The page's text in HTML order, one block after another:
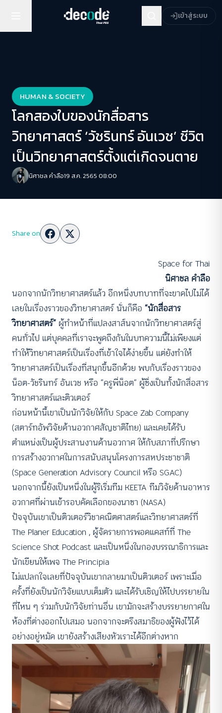
เข้าสู่ระบบ
HUMAN & SOCIETY
โลกสองใบของนักสื่อสาร
วิทยาศาสตร์ ‘วัชรินทร์ อันเวช’ ชีวิต
เป็นวิทยาศาสตร์ตั้งแต่เกิดจนตาย
นิศาชล คำลือ19 ส.ค. 2565 08:00
Share on
Space for Thai
นิศาชล คำลือ
นอกจากนักวิทยาศาสตร์แล้ว อีกหนึ่งบทบาทที่จะขาดไปไม่ได้
เลยในเรื่องราวของวิทยาศาสตร์ นั่นก็คือ “นักสื่อสาร
วิทยาศาสตร์” ผู้ทำหน้าที่แปลงสาส์นจากนักวิทยาศาสตร์สู่
คนทั่วไป แต่บุคคลที่เราจะพูดถึงกันในบทความนี้ไม่เพียงแต่
ทำให้วิทยาศาสตร์เป็นเรื่องที่เข้าใจได้ง่ายขึ้น แต่ยังทำให้
วิทยาศาสตร์เป็นเรื่องที่สนุกขึ้นอีกด้วย พบกับเรื่องราวของ
น็อต-วัชรินทร์ อันเวช หรือ “ครูพี่น็อต” ผู้ซึ่งเป็นทั้งนักสื่อสาร
วิทยาศาสตร์และติวเตอร์
ก่อนหน้านี้เขาเป็นนักวิจัยให้กับ Space Zab Company
(สตาร์ทอัพวิจัยด้านอวกาศสัญชาติไทย) และเคยได้รับ
ตำแหน่งเป็นผู้ประสานงานด้านอวกาศ ให้กับสภาที่ปรึกษา
การสร้างอวกาศในการสนับสนุนโครงการสหประชาชาติ
(Space Generation Advisory Council หรือ SGAC)
นอกจากนี้ยังเป็นหนึ่งในผู้ริเริ่มทีม KEETA ทีมวิจัยด้านอาหาร
อวกาศที่ผ่านเข้ารอบคัดเลือกของนาซา (NASA)
ปัจจุบันเขาเป็นติวเตอร์วิชาคณิตศาสตร์และวิทยาศาสตร์ที่
The Planer Education , ผู้จัดรายการพอดแคสท์ที่ The
Science Shot Podcast และเป็นหนึ่งในกองบรรณาธิการและ
นักเขียนให้เพจ The Principia
ไม่แปลกใจเลยที่ปัจจุบันเขากลายมาเป็นติวเตอร์ เพราะเมื่อ
ครั้งที่ยังเป็นนักวิจัยแบบเต็มตัว และได้รับเชิญให้ไปบรรยายใน
ที่ไหน ๆ ร่วมกับนักวิจัยท่านอื่น เขามักจะสร้างบรรยายกาศใน
ห้องที่ต่างออกไปเสมอ นอกจากจะตรึงสมาธิของผู้ฟังไว้ได้
อย่างอยู่หมัด เขายังสร้างเสียงหัวเราะได้อีกต่างหาก